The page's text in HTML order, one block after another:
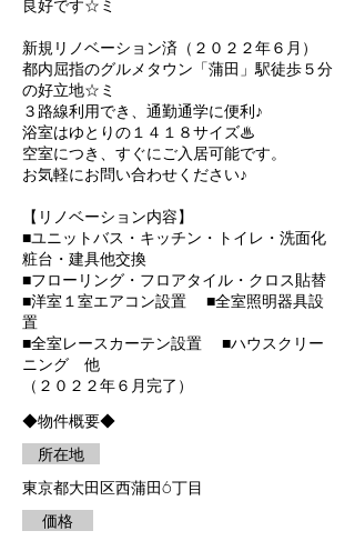
良好です☆ミ
新規リノベーション済（２０２２年６月）
都内屈指のグルメタウン「蒲田」駅徒歩５分
の好立地☆ミ
３路線利用でき、通勤通学に便利♪
浴室はゆとりの１４１８サイズ♨
空室につき、すぐにご入居可能です。
お気軽にお問い合わせください♪
【リノベーション内容】
■ユニットバス・キッチン・トイレ・洗面化
粧台・建具他交換
■フローリング・フロアタイル・クロス貼替
■洋室１室エアコン設置 ■全室照明器具設
置
■全室レースカーテン設置 ■ハウスクリー
ニング 他
（２０２２年６月完了）
◆物件概要◆
所在地
東京都大田区西蒲田6丁目
​ 価格​